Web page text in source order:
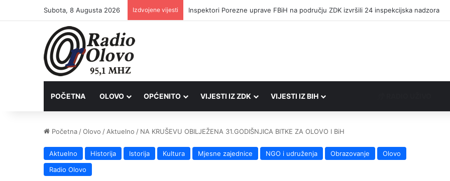
Subota, 8 Augusta 2026 Izdvojene vijesti Inspektori Porezne uprave FBiH na području ZDK izvršili 24 inspekcijska nadzora
POČETNA OLOVO OPĆENITO VIJESTI IZ ZDK VIJESTI IZ BIH
Početna /Olovo / Aktuelno / NA KRUŠEVU OBILJEŽENA 31.GODIŠNJICA BITKE ZA OLOVO I BiH
Aktuelno Historija Istorija Kultura Mjesne zajednice NGO i udruženja Obrazovanje
Olovo
Radio Olovo